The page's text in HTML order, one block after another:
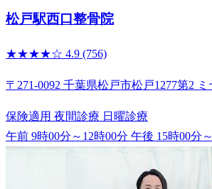
松戸駅西口整骨院
★★★★☆ 4.9 (756)
〒271-0092 千葉県松戸市松戸1277第2
保険適用 夜間診療 日曜診療
午前 9時00分～12時00分 午後 15時00分